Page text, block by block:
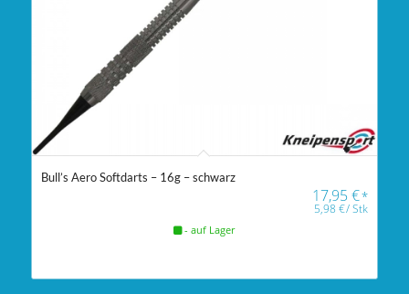
Bull’s Aero Softdarts – 16g – schwarz
17,95€*
5,98€/Stk
- auf Lager